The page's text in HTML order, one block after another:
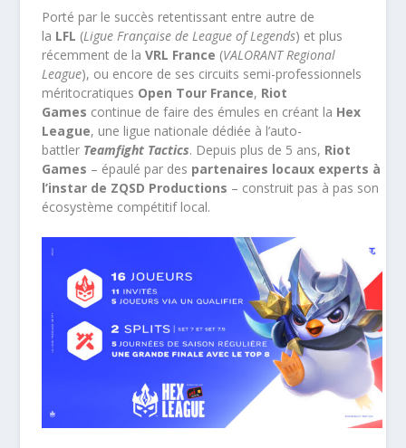
Porté par le succès retentissant entre autre de
la LFL (Ligue Française de League of Legends) et plus
récemment de laVRL France (VALORANT Regional
League), ou encore de ses circuits semi-professionnels
méritocratiques Open Tour France, Riot
Games continue de faire des émules en créant la Hex
League, une ligue nationale dédiée à l’auto-
battler Teamfight Tactics. Depuis plus de 5 ans, Riot
Games – épaulé par des partenaires locaux experts à
l’instar de ZQSD Productions – construit pas à pas son
écosystème compétitif local.